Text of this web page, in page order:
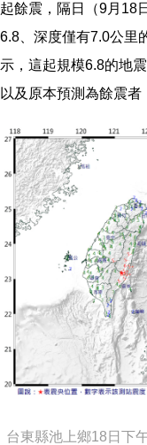
起餘震，隔日（9月18
6.8、深度僅有7.0公里
示，這起規模6.8的地
以及原本預測為餘震者
台東縣池上鄉18日下